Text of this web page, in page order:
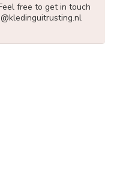
free to get in touch